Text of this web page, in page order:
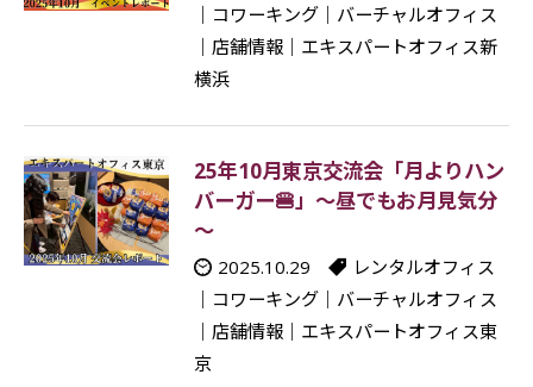
コワーキング｜ バーチャルオフィス
店舗情報｜ エキスパートオフィス新
横浜
25年10月東京交流会「月よりハン
バーガー🍔」～昼でもお月見気分
～
2025.10.29
レンタルオフィス
コワーキング｜ バーチャルオフィス
店舗情報｜ エキスパートオフィス東
京